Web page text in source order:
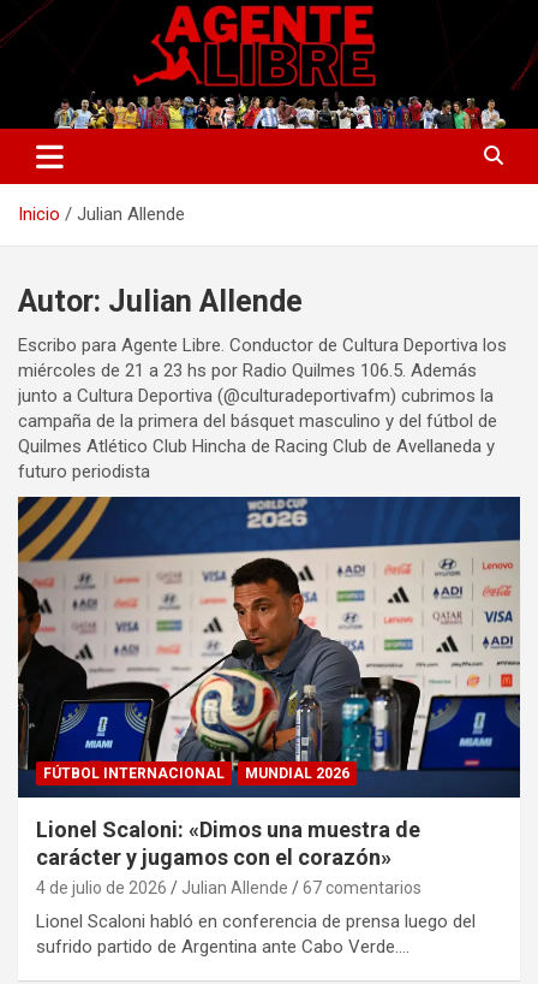
Saltar
al
Agente Libre Digital
La nueva generación del periodismo deportivo.
Inicio Julian Allende
Autor: Julian Allende
Escribo para Agente Libre. Conductor de Cultura Deportiva los
miércoles de 21 a 23 hs por Radio Quilmes 106.5. Además
junto a Cultura Deportiva (@culturadeportivafm) cubrimos la
campaña de la primera del básquet masculino y del fútbol de
Quilmes Atlético Club Hincha de Racing Club de Avellaneda y
futuro periodista
FÚTBOL INTERNACIONAL MUNDIAL 2026
Lionel Scaloni: «Dimos una muestra de
carácter y jugamos con el corazón»
4 de julio de 2026 Julian Allende 67 comentarios
Lionel Scaloni habló en conferencia de prensa luego del
sufrido partido de Argentina ante Cabo Verde.…